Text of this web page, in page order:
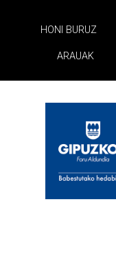
HONI BURUZ
ARAUAK